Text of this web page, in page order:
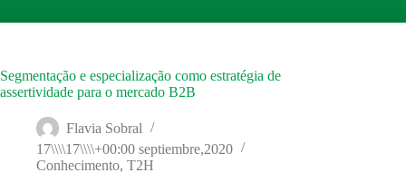
Segmentação e especialização como estratégia de
assertividade para o mercado B2B
Flavia Sobral
17\\\\17\\\\+00:00 septiembre,2020
Conhecimento, T2H